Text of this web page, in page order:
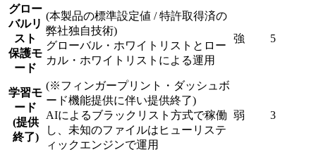
グロー
バルリ
スト
保護モ
ード
(本製品の標準設定値 / 特許取得済の
弊社独自技術)
グローバル・ホワイトリストとロー
カル・ホワイトリストによる運用
強 5
学習モ
ード
(提供
終了)
(※フィンガープリント・ダッシュボ
ード機能提供に伴い提供終了)
AIによるブラックリスト方式で稼働
し、未知のファイルはヒューリステ
ィックエンジンで運用
弱 3